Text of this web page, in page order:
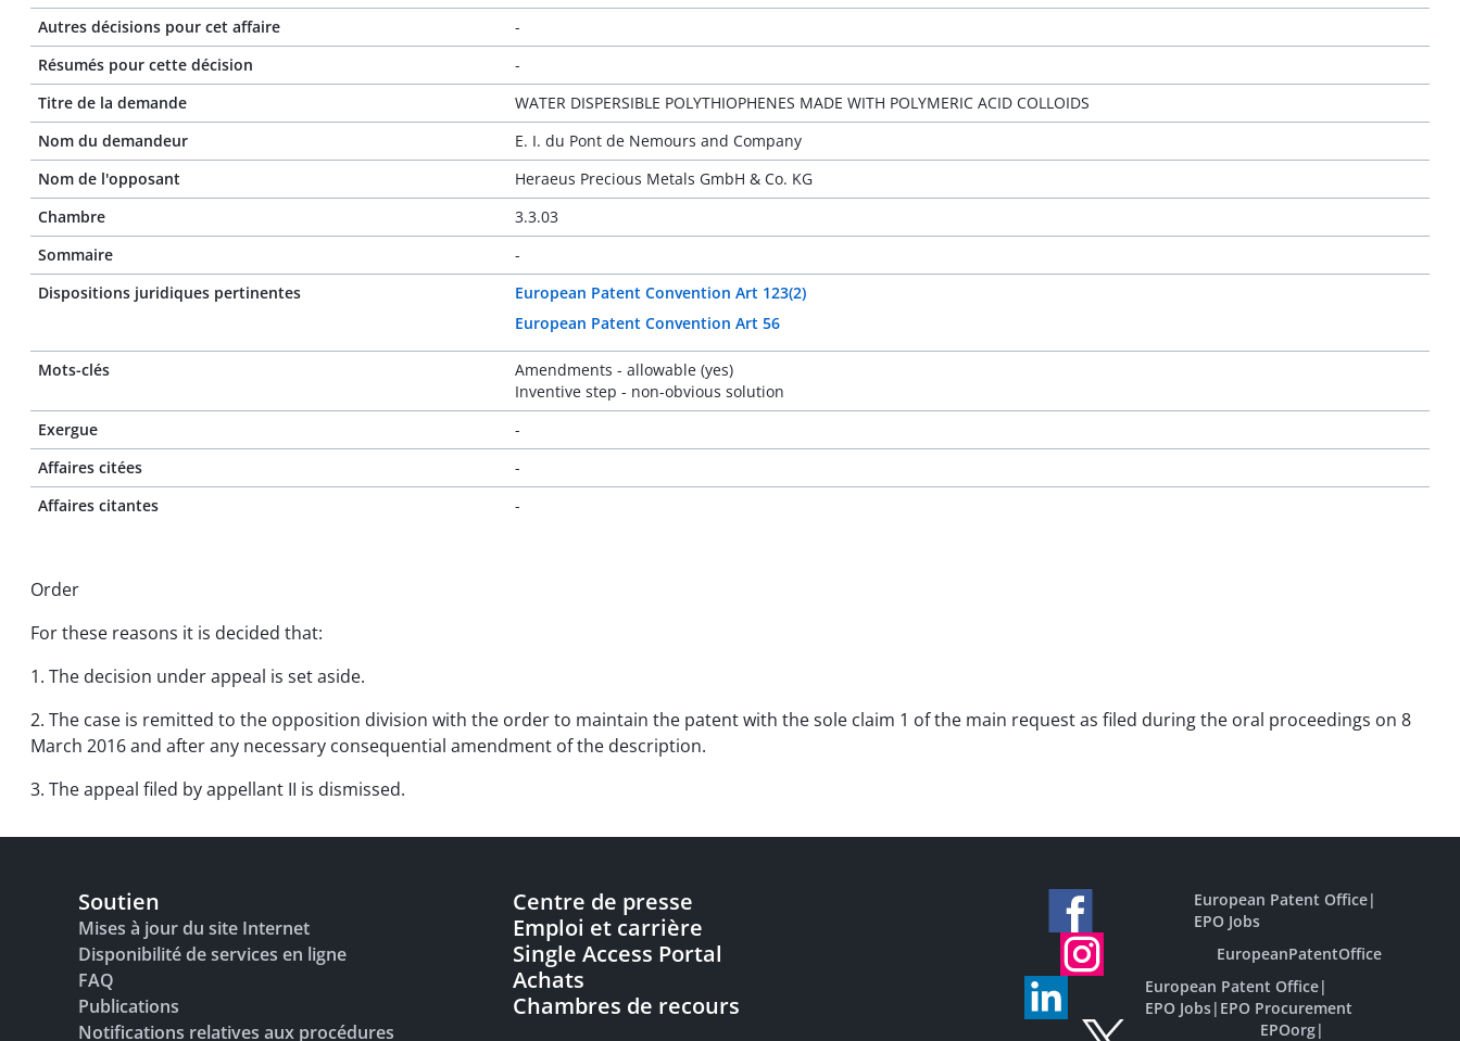
Autres décisions pour cet affaire
-
Résumés pour cette décision
-
Titre de la demande
WATER DISPERSIBLE POLYTHIOPHENES MADE WITH POLYMERIC ACID COLLOIDS
Nom du demandeur
E. I. du Pont de Nemours and Company
Nom de l'opposant
Heraeus Precious Metals GmbH & Co. KG
Chambre
3.3.03
Sommaire
-
Dispositions juridiques pertinentes
European Patent Convention Art 123(2)
European Patent Convention Art 56
Mots-clés
Amendments - allowable (yes)
Inventive step - non-obvious solution
Exergue
-
Affaires citées
-
Affaires citantes
-
Order
For these reasons it is decided that:
1. The decision under appeal is set aside.
2. The case is remitted to the opposition division with the order to maintain the patent with the sole claim 1 of the main request as filed during the oral proceedings on 8
March 2016 and after any necessary consequential amendment of the description.
3. The appeal filed by appellant II is dismissed.
Soutien
Mises à jour du site Internet
Disponibilité de services en ligne
FAQ
Publications
Notifications relatives aux procédures
Centre de presse
Emploi et carrière
Single Access Portal
Achats
Chambres de recours
European Patent Office|
EPO Jobs
EuropeanPatentOffice
European Patent Office|
EPO Jobs| EPO Procurement
EPOorg|